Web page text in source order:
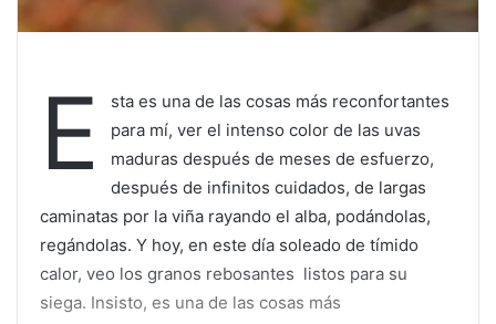
E
sta es una de las cosas más reconfortantes
para mí, ver el intenso color de las uvas
maduras después de meses de esfuerzo,
después de infinitos cuidados, de largas
caminatas por la viña rayando el alba, podándolas,
regándolas. Y hoy, en este día soleado de tímido
calor, veo los granos rebosantes listos para su
siega. Insisto, es una de las cosas más